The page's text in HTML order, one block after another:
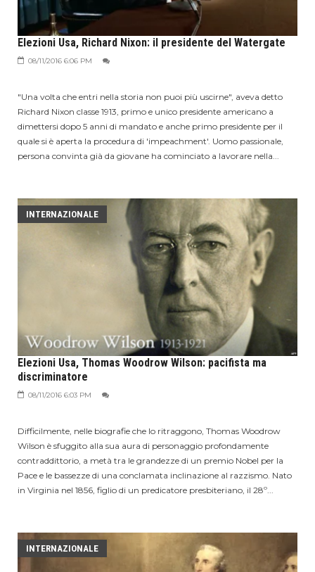
Elezioni Usa, Richard Nixon: il presidente del Watergate
08/11/2016 6:06 PM
"Una volta che entri nella storia non puoi più uscirne", aveva detto
Richard Nixon classe 1913, primo e unico presidente americano a
dimettersi dopo 5 anni di mandato e anche primo presidente per il
quale si è aperta la procedura di 'impeachment'. Uomo passionale,
persona convinta già da giovane ha cominciato a lavorare nella...
INTERNAZIONALE
Elezioni Usa, Thomas Woodrow Wilson: pacifista ma
discriminatore
08/11/2016 6:03 PM
Difficilmente, nelle biografie che lo ritraggono, Thomas Woodrow
Wilson è sfuggito alla sua aura di personaggio profondamente
contraddittorio, a metà tra le grandezze di un premio Nobel per la
Pace e le bassezze di una conclamata inclinazione al razzismo. Nato
in Virginia nel 1856, figlio di un predicatore presbiteriano, il 28º...
INTERNAZIONALE